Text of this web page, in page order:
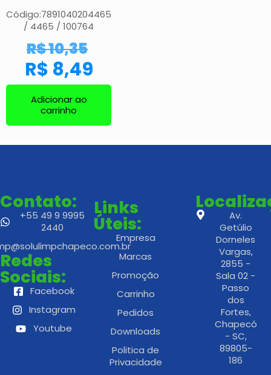
Código:7891040204465
/ 4465 / 100764
R$10,35
R$ 8,49
Adicionar ao
carrinho
Contato:
+55 49 9 9995
2440
Redes
Sociais:
Facebook
Instagram
Youtube
Links
Úteis:
Empresa
Marcas
Promoção
Carrinho
Pedidos
Downloads
Politica de
Privacidade
Av.
Getúlio
Dorneles
Vargas,
2855 -
Sala 02 -
Passo
dos
Fortes,
Chapecó
- SC,
89805-
186